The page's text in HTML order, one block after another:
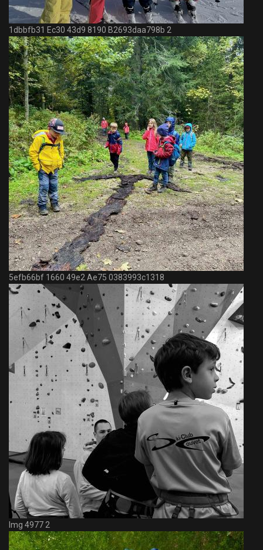
1dbbfb31 Ec30 43d9 8190 B2693daa798b 2
5efb66bf 1660 49e2 Ae75 0383993c1318
Img 4977 2